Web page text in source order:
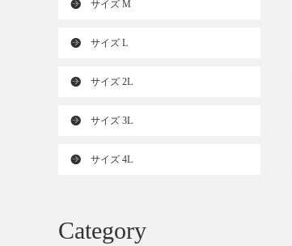
サイズ M
サイズ L
サイズ 2L
サイズ 3L
サイズ 4L
Category